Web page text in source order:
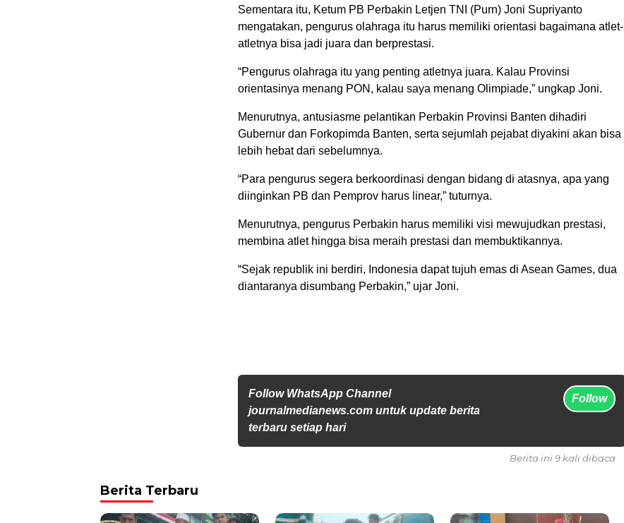
Sementara itu, Ketum PB Perbakin Letjen TNI (Purn) Joni Supriyanto
mengatakan, pengurus olahraga itu harus memiliki orientasi bagaimana atlet-
atletnya bisa jadi juara dan berprestasi.
“Pengurus olahraga itu yang penting atletnya juara. Kalau Provinsi
orientasinya menang PON, kalau saya menang Olimpiade,” ungkap Joni.
Menurutnya, antusiasme pelantikan Perbakin Provinsi Banten dihadiri
Gubernur dan Forkopimda Banten, serta sejumlah pejabat diyakini akan bisa
lebih hebat dari sebelumnya.
“Para pengurus segera berkoordinasi dengan bidang di atasnya, apa yang
diinginkan PB dan Pemprov harus linear,” tuturnya.
Menurutnya, pengurus Perbakin harus memiliki visi mewujudkan prestasi,
membina atlet hingga bisa meraih prestasi dan membuktikannya.
“Sejak republik ini berdiri, Indonesia dapat tujuh emas di Asean Games, dua
diantaranya disumbang Perbakin,” ujar Joni.
Follow WhatsApp Channel
journalmedianews.com untuk update berita
terbaru setiap hari
Follow
Berita ini 9 kali dibaca
Berita Terbaru